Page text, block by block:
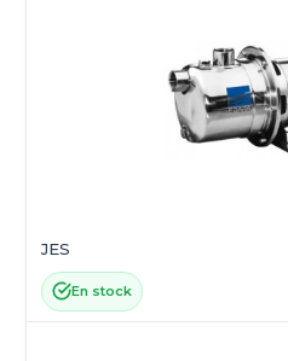
JES
En stock